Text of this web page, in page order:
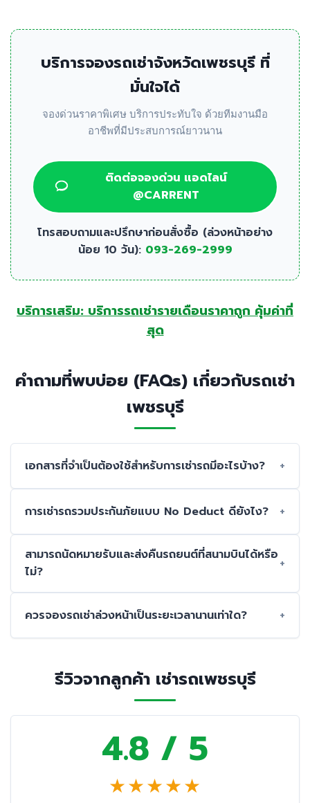
บริการจองรถเช่าจังหวัดเพชรบุรี ที่
มั่นใจได้
จองด่วนราคาพิเศษ บริการประทับใจ ด้วยทีมงานมือ
อาชีพที่มีประสบการณ์ยาวนาน
ติดต่อจองด่วน แอดไลน์
@CARRENT
โทรสอบถามและปรึกษาก่อนสั่งซื้อ (ล่วงหน้าอย่าง
น้อย 10 วัน): 093-269-2999
บริการเสริม: บริการรถเช่ารายเดือนราคาถูก คุ้มค่าที่
สุด
คำถามที่พบบ่อย (FAQs) เกี่ยวกับรถเช่า
เพชรบุรี
เอกสารที่จำเป็นต้องใช้สำหรับการเช่ารถมีอะไรบ้าง?
การเช่ารถรวมประกันภัยแบบ No Deduct ดียังไง?
สามารถนัดหมายรับและส่งคืนรถยนต์ที่สนามบินได้หรือ
ไม่?
ควรจองรถเช่าล่วงหน้าเป็นระยะเวลานานเท่าใด?
รีวิวจากลูกค้า เช่ารถเพชรบุรี
4.8 / 5
★★★★★